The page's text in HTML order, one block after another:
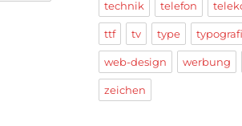
technik telefon
ttf tv type
web-design werbung
zeichen